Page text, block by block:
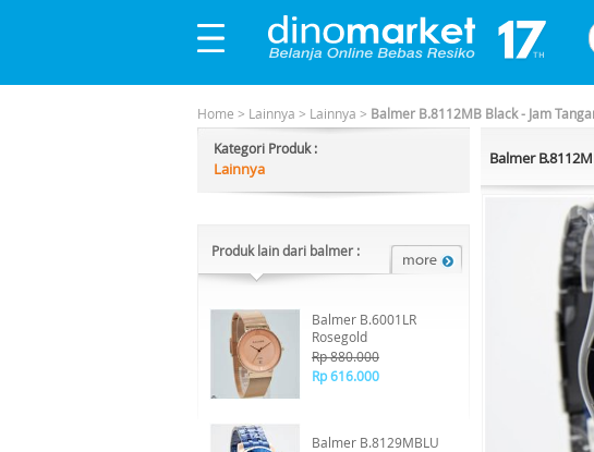
Home > Lainnya > Lainnya > Balmer B.8112MB Black - Jam
Kategori Produk :
Lainnya
Produk lain dari balmer :
Balmer B.6001LR
Rosegold
Rp 880.000
Rp 616.000
Balmer B.8129MBLU
Balmer